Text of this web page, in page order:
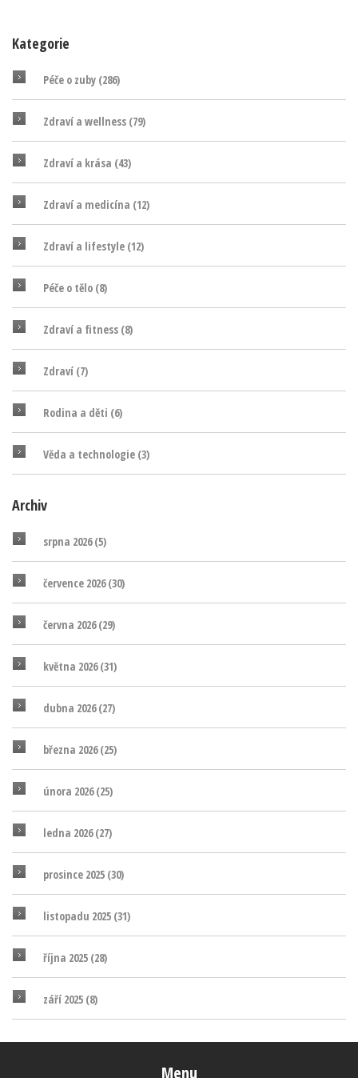
Kategorie
Péče o zuby (286)
Zdraví a wellness (79)
Zdraví a krása (43)
Zdraví a medicína (12)
Zdraví a lifestyle (12)
Péče o tělo (8)
Zdraví a fitness (8)
Zdraví (7)
Rodina a děti (6)
Věda a technologie (3)
Archiv
srpna 2026(5)
července 2026(30)
června 2026(29)
května 2026(31)
dubna 2026(27)
března 2026(25)
února 2026(25)
ledna 2026(27)
prosince 2025 (30)
listopadu 2025 (31)
října 2025 (28)
září 2025 (8)
Menu